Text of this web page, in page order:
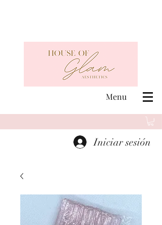
Menu
Iniciar sesión